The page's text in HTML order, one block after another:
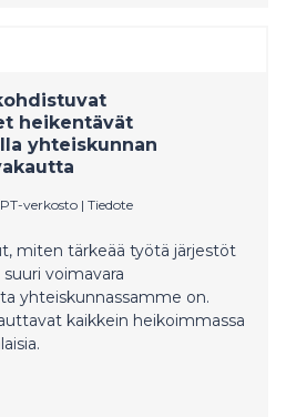
heikentävät
yhteiskunnan
verkosto | Tiedote
miten tärkeää työtä järjestöt
voimavara
yhteiskunnassamme on.
kaikkein heikoimmassa